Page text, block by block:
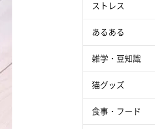
ストレス
あるある
雑学・豆知識
猫グッズ
食事・フード